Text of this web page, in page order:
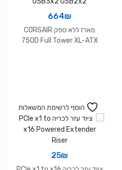
664₪
מארז ללא ספק CORSAIR
750D Full Tower XL-ATX
הוסף לרשימת המשאלות
25₪